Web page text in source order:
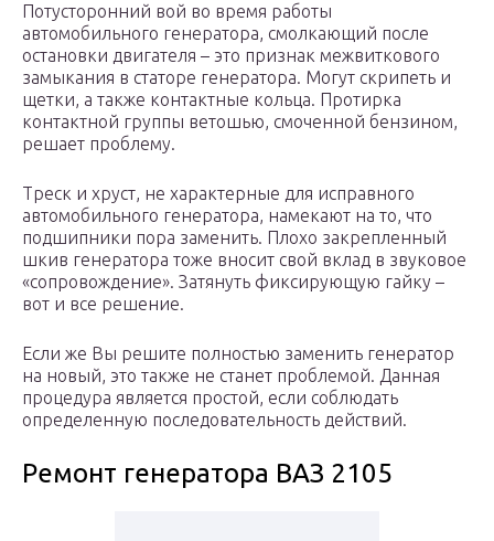
Потусторонний вой во время работы
автомобильного генератора, смолкающий после
остановки двигателя – это признак межвиткового
замыкания в статоре генератора. Могут скрипеть и
щетки, а также контактные кольца. Протирка
контактной группы ветошью, смоченной бензином,
решает проблему.
Треск и хруст, не характерные для исправного
автомобильного генератора, намекают на то, что
подшипники пора заменить. Плохо закрепленный
шкив генератора тоже вносит свой вклад в звуковое
«сопровождение». Затянуть фиксирующую гайку –
вот и все решение.
Если же Вы решите полностью заменить генератор
на новый, это также не станет проблемой. Данная
процедура является простой, если соблюдать
определенную последовательность действий.
Ремонт генератора ВАЗ 2105